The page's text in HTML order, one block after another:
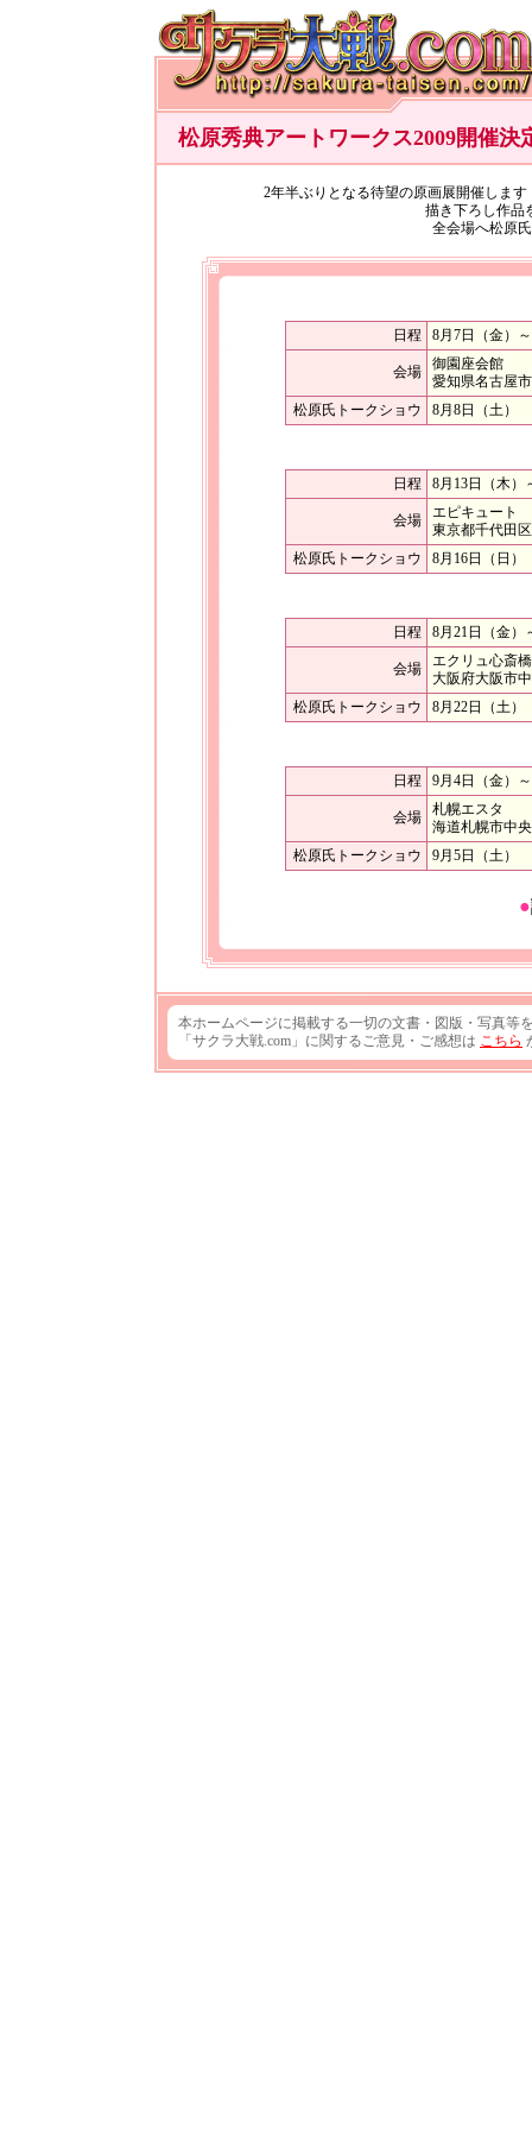
松原秀典アートワークス2009開催決
2年半ぶりとなる待望の原画展開催しま
描き下ろし作品
全会場へ松原
日程 8月7日（金）
会場
御園座会館
愛知県名古屋
松原氏トークショウ
8月8日（土）
日程 8月13日（木）
会場
エピキュート
東京都千代田
松原氏トークショウ
8月16日（日
日程 8月21日（金）
会場
エクリュ心斎橋
大阪府大阪市
松原氏トークショウ
8月22日（土
日程 9月4日（金）
会場
札幌エスタ
海道札幌市中
松原氏トークショウ
9月5日（土）
●
本ホームページに掲載する一切の文書・図版・写真等
「サクラ大戦.com」に関するご意見・ご感想は こちら